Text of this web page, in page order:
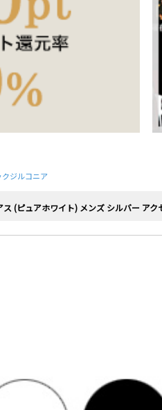
ジルコニア
(ピュアホワイト) メンズ シルバー ア